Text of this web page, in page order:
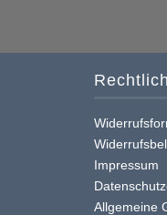
Impressum
Allgemeine